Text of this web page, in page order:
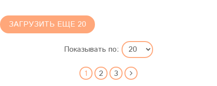
ЗАГРУЗИТЬ ЕЩЕ 20
Показывать по:
1 2 3